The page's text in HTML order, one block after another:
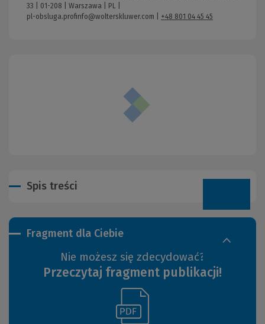
Fragment dla Ciebie
Nie możesz się zdecydować?
Przeczytaj fragment publikacji!
(Nowe
okno)
innej
33 | 01-208 | Warszawa | PL |
pl-obsluga.profinfo@wolterskluwer.com
+48 801 04 45 45
Spis treści